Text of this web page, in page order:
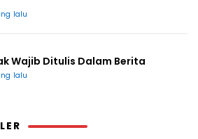
lalu
Wajib Ditulis Dalam Berita
lalu